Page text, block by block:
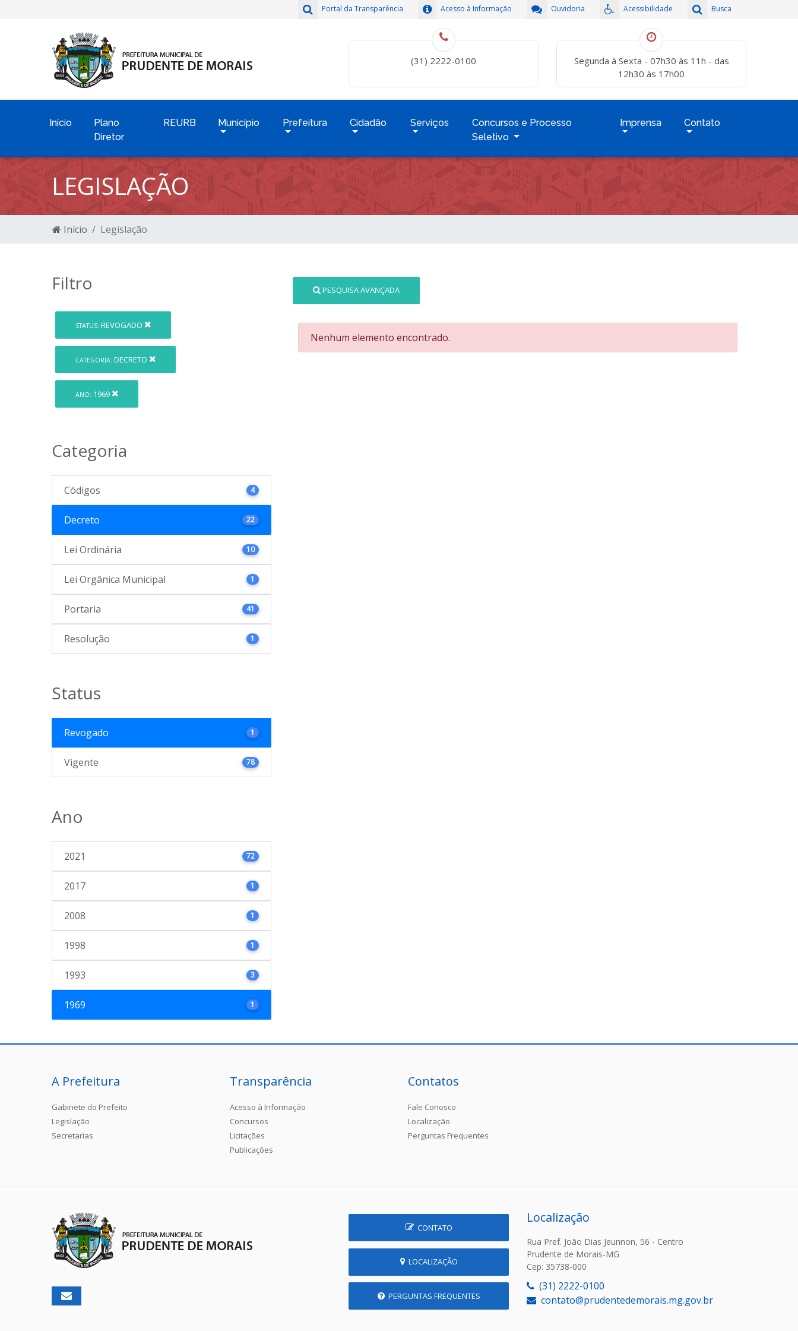
Busca
Acessibilidade
Ouvidoria
Acesso à Informação
Portal da Transparência
(31) 2222-0100
Segunda à Sexta - 07h30 às 11h - das
12h30 às 17h00
Início
Plano
Diretor
REURB Município Prefeitura Cidadão Serviços
Concursos e Processo
Seletivo
Imprensa Contato
LEGISLAÇÃO
Início Legislação
Filtro
STATUS: REVOGADO
CATEGORIA: DECRETO
ANO: 1969
Categoria
Códigos 4
Decreto 22
Lei Ordinária 10
Lei Orgânica Municipal 1
Portaria 41
Resolução 1
Status
Revogado 1
Vigente 78
Ano
2021 72
2017 1
2008 1
1998 1
1993 3
1969 1
PESQUISA AVANÇADA
Nenhum elemento encontrado.
A Prefeitura
Gabinete do Prefeito
Legislação
Secretarias
Transparência
Acesso à Informação
Concursos
Licitações
Publicações
Contatos
Fale Conosco
Localização
Perguntas Frequentes
CONTATO
LOCALIZAÇÃO
PERGUNTAS FREQUENTES
Localização
Rua Pref. João Dias Jeunnon, 56 - Centro
Prudente de Morais-MG
Cep: 35738-000
(31) 2222-0100
contato@prudentedemorais.mg.gov.br